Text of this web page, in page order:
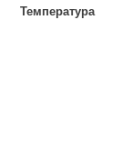
Температура